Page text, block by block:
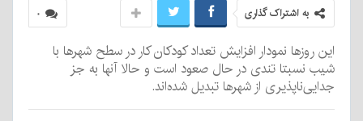
۰ به اشتراک گذاری
این روزها نمودار افزایش تعداد کودکان کار در سطح شهرها با
شیب نسبتا تندی در حال صعود است و حالا آنها به جز
جدایی‌ناپذیری از شهرها تبدیل شده‌اند.